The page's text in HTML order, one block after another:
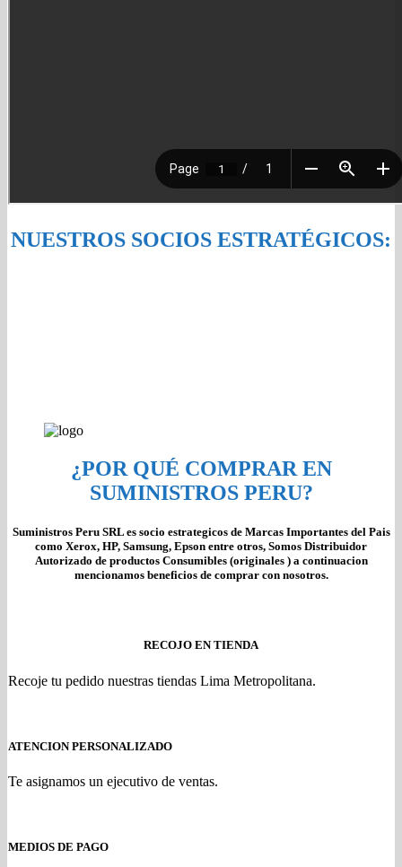
NUESTROS SOCIOS ESTRATÉGICOS:
¿POR QUÉ COMPRAR EN
SUMINISTROS PERU?
Suministros Peru SRL es socio estrategicos de Marcas Importantes del Pais
como Xerox, HP, Samsung, Epson entre otros, Somos Distribuidor
Autorizado de productos Consumibles (originales ) a continuacion
mencionamos beneficios de comprar con nosotros.
RECOJO EN TIENDA
Recoje tu pedido nuestras tiendas Lima Metropolitana.
ATENCION PERSONALIZADO
Te asignamos un ejecutivo de ventas.
MEDIOS DE PAGO